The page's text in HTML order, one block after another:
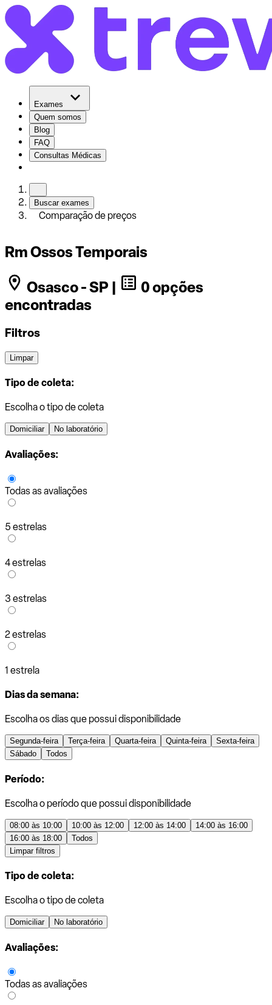
Exames
Quem somos
Blog
FAQ
Consultas Médicas
Buscar exames
Comparação de preços
Rm Ossos Temporais
Osasco - SP |
0 opções
encontradas
Filtros
Limpar
Tipo de coleta:
Escolha o tipo de coleta
Domiciliar No laboratório
Avaliações:
Todas as avaliações
5 estrelas
4 estrelas
3 estrelas
2 estrelas
1 estrela
Dias da semana:
Escolha os dias que possui disponibilidade
Segunda-feira Terça-feira Quarta-feira Quinta-feira
Sexta-feira
Sábado
Todos
Período:
Escolha o período que possui disponibilidade
08:00 às 10:00 10:00 às 12:00 12:00 às 14:00
14:00 às 16:00
16:00 às 18:00
Todos
Limpar filtros
Tipo de coleta:
Escolha o tipo de coleta
Domiciliar No laboratório
Avaliações:
Todas as avaliações